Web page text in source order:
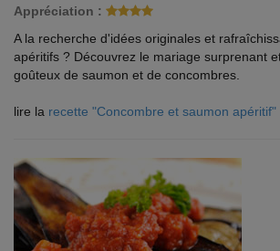
Appréciation :
A la recherche d'idées originales et
apéritifs ? Découvrez le mariage surprenant
goûteux de saumon et de concombres.
lire la recette "Concombre et saumon apéritif"